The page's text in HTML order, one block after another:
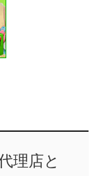
理店と